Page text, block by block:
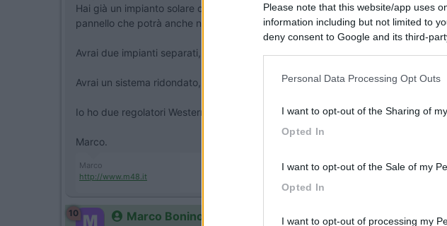
Please note that this website/app uses
information including but not limited to
deny consent to Google and its third-
Personal Data Processing Opt Outs
I want to opt-out of the Sharing of
Opted In
I want to opt-out of the Sale of my
Opted In
I want to opt-out of processing my
Hai già un impianto solare completo, puoi aumentare la potenza con un
pannello che potrà anche non somigliare (elettricamente) e quello esistente.
Avrai due impianti separati, entrambi ricaricheranno la BS attraverso uno
Avrai un sistema ridondato, in caso di guasto qualcosa ricarichi.
Io ho due regolatori Western WRM20 e due pannelli LG da 380 Watt ciascuno,
Marco.
Marco
http://www.m48.it
10 Marco Bonino